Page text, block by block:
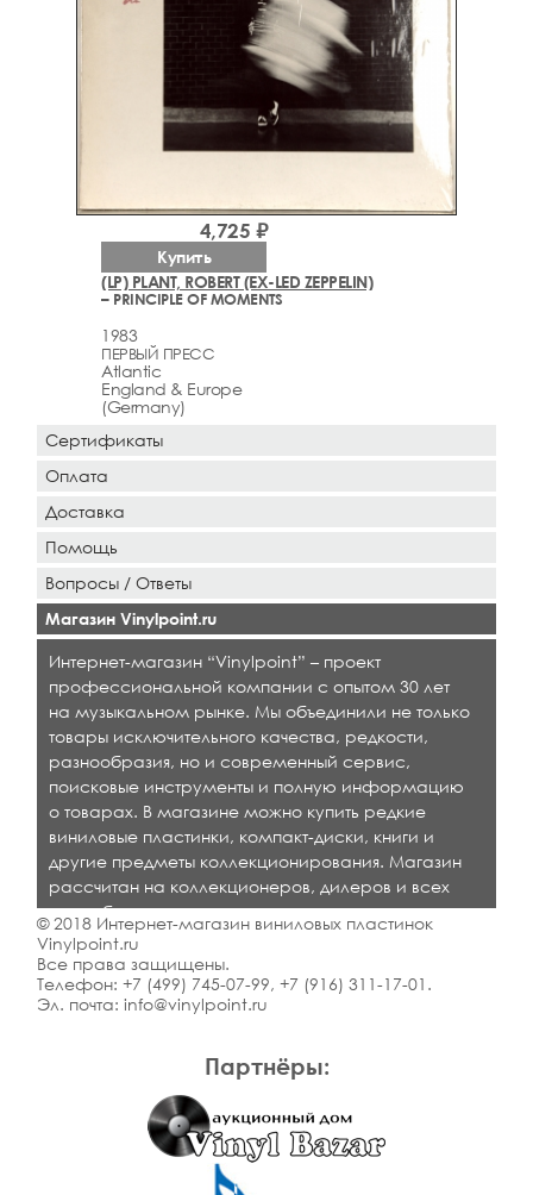
(LP) PLANT, ROBERT (EX-LED ZEPPELIN)
– PRINCIPLE OF MOMENTS
1983
ПЕРВЫЙ ПРЕСС
Atlantic
England & Europe
(Germany)
4,725 ₽
Купить
Партнёры:
Сертификаты
Оплата
Доставка
Помощь
Вопросы / Ответы
Магазин Vinylpoint.ru
Интернет-магазин “Vinylpoint” – проект
профессиональной компании с опытом 30 лет
на музыкальном рынке. Мы объединили не только
товары исключительного качества, редкости,
разнообразия, но и современный сервис,
поисковые инструменты и полную информацию
о товарах. В магазине можно купить редкие
виниловые пластинки, компакт-диски, книги и
другие предметы коллекционирования. Магазин
рассчитан на коллекционеров, дилеров и всех
кто любит качественную музыку.
© 2018 Интернет-магазин виниловых пластинок
Vinylpoint.ru
Все права защищены.
Телефон: +7 (499) 745-07-99, +7 (916) 311-17-01 .
Эл. почта: info@vinylpoint.ru